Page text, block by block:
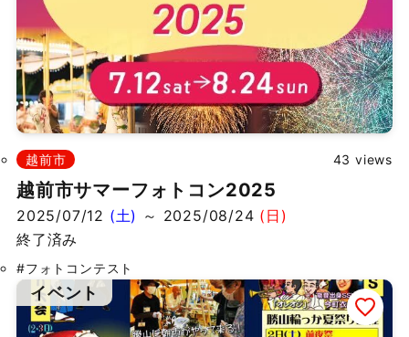
越前市 43 views
越前市サマーフォトコン2025
2025/07/12 (土) ～ 2025/08/24 (日)
終了済み
#フォトコンテスト
イベント